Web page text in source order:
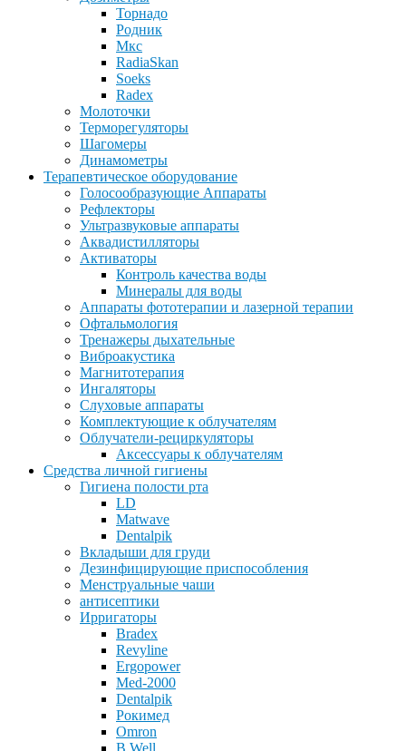
Торнадо
Родник
Мкс
RadiaSkan
Soeks
Radex
Молоточки
Терморегуляторы
Шагомеры
Динамометры
Терапевтическое оборудование
Голосообразующие Аппараты
Рефлекторы
Ультразвуковые аппараты
Аквадистилляторы
Активаторы
Контроль качества воды
Минералы для воды
Аппараты фототерапии и лазерной терапии
Офтальмология
Тренажеры дыхательные
Виброакустика
Магнитотерапия
Ингаляторы
Слуховые аппараты
Комплектующие к облучателям
Облучатели-рециркуляторы
Аксессуары к облучателям
Средства личной гигиены
Гигиена полости рта
LD
Matwave
Dentalpik
Вкладыши для груди
Дезинфицирующие приспособления
Менструальные чаши
антисептики
Ирригаторы
Bradex
Revyline
Ergopower
Med-2000
Dentalpik
Рокимед
Omron
B.Well